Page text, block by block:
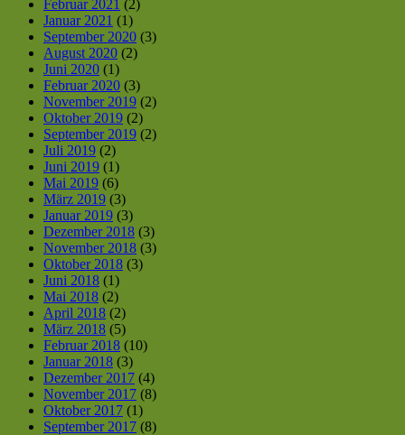
Februar 2021 (2)
Januar 2021 (1)
September 2020 (3)
August 2020 (2)
Juni 2020 (1)
Februar 2020 (3)
November 2019 (2)
Oktober 2019 (2)
September 2019 (2)
Juli 2019 (2)
Juni 2019 (1)
Mai 2019 (6)
März 2019 (3)
Januar 2019 (3)
Dezember 2018 (3)
November 2018 (3)
Oktober 2018 (3)
Juni 2018 (1)
Mai 2018 (2)
April 2018 (2)
März 2018 (5)
Februar 2018 (10)
Januar 2018 (3)
Dezember 2017 (4)
November 2017 (8)
Oktober 2017 (1)
September 2017 (8)